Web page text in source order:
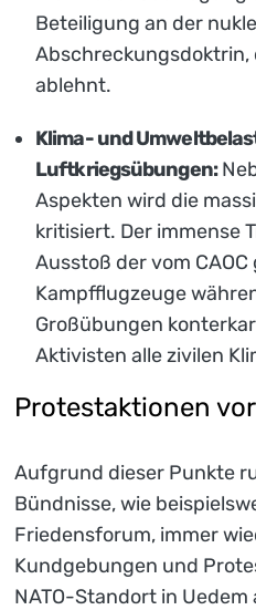
Beteiligung an der
Abschreckungsdoktrin,
ablehnt.
Klima- und
Luftkriegsübungen:
Aspekten wird die
kritisiert. Der immense
Ausstoß der vom
Kampfflugzeuge
Großübungen
Aktivisten alle zivilen
Protestaktionen
Aufgrund dieser Punkte
Bündnisse, wie
Friedensforum, immer
Kundgebungen und
NATO-Standort in